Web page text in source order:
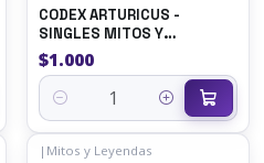
CODEX ARTURICUS -
SINGLES MITOS Y
LEYENDAS
$1.000
Quantity
| Mitos y Leyendas